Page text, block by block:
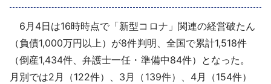
導入事例
採用情報
よくあるご質問
6月4日は16時時点で「新型コロナ」関連の経営破たん
（負債1,000万円以上）が8件判明、全国で累計1,518件
（倒産1,434件、弁護士一任・準備中84件）となった。
月別では2月（122件）、3月（139件）、4月（154件）